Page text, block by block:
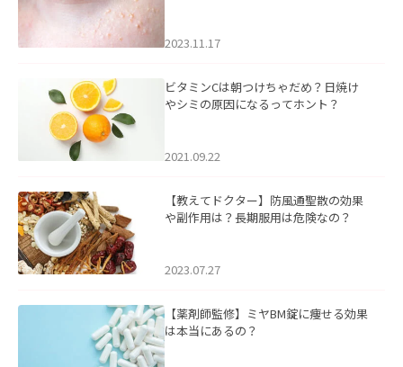
2023.11.17
ビタミンCは朝つけちゃだめ？日焼け
やシミの原因になるってホント？
2021.09.22
【教えてドクター】防風通聖散の効果
や副作用は？長期服用は危険なの？
2023.07.27
【薬剤師監修】ミヤBM錠に痩せる効果
は本当にあるの？